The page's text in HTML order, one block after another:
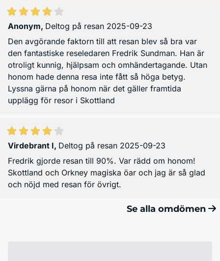
Anonym, Deltog på resan 2025-09-23
Den avgörande faktorn till att resan blev så bra var
den fantastiske reseledaren Fredrik Sundman. Han är
otroligt kunnig, hjälpsam och omhändertagande. Utan
honom hade denna resa inte fått så höga betyg.
Lyssna gärna på honom när det gäller framtida
upplägg för resor i Skottland
Virdebrant I, Deltog på resan 2025-09-23
Fredrik gjorde resan till 90%. Var rädd om honom!
Skottland och Orkney magiska öar och jag är så glad
och nöjd med resan för övrigt.
Se alla omdömen